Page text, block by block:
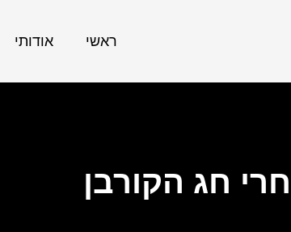
ראשי אודותי
חג הקורבן